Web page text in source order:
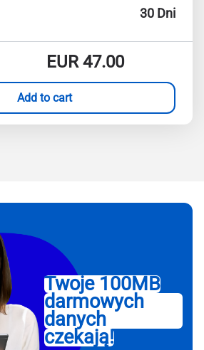
30 Dni
EUR47.00
Add to cart
Twoje 100MB
darmowych
danych
czekają!